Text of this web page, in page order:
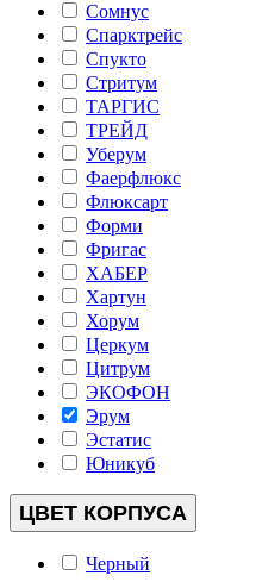
Сомнус
Спарктрейс
Спукто
Стритум
ТАРГИС
ТРЕЙД
Уберум
Фаерфлюкс
Флюксарт
Форми
Фригас
ХАБЕР
Хартун
Хорум
Церкум
Цитрум
ЭКОФОН
Эрум
Эстатис
Юникуб
ЦВЕТ КОРПУСА
Черный